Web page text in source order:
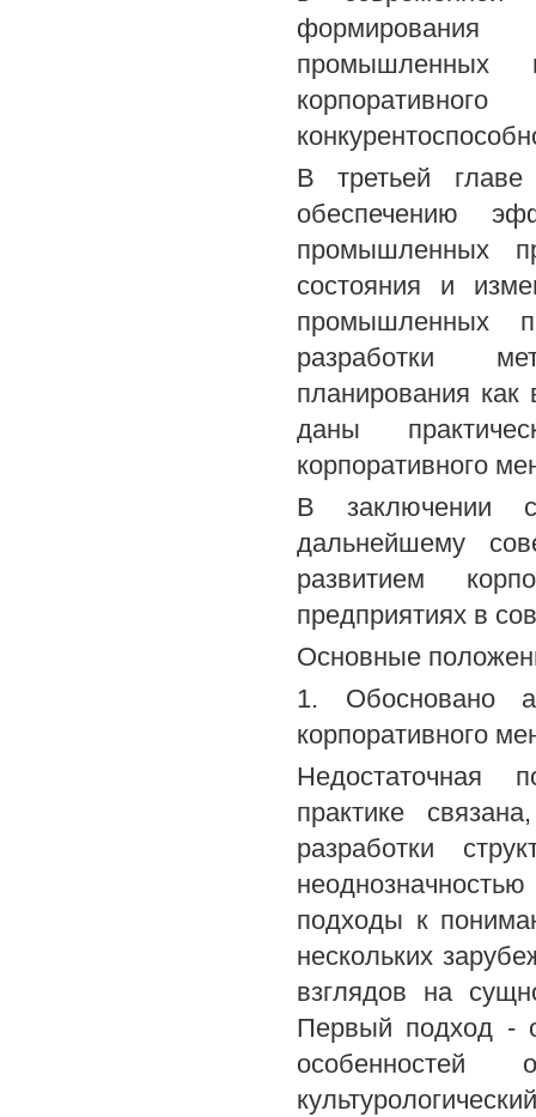
формирования
промышленных
В третьей главе
обеспечению
промышленных
состояния и
промышленных
разработки
планирования
даны
корпоративного
В заключении
дальнейшему
развитием
предприятиях в
Основные
1. Обосновано
корпоративного
Недостаточная
практике
разработки
подходы к
нескольких
взглядов на
Первый подход -